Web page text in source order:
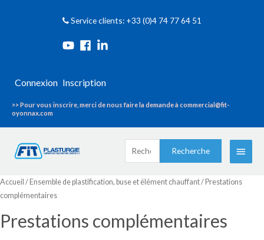
Service clients: +33 (0)4 74 77 64 51
Connexion Inscription
>> Pour vous inscrire, merci de nous faire la demande à commercial@fit-
oyonnax.com
Menu
Recherche
Accueil / Ensemble de plastification, buse et élément chauffant/ Prestations
complémentaires
Prestations complémentaires